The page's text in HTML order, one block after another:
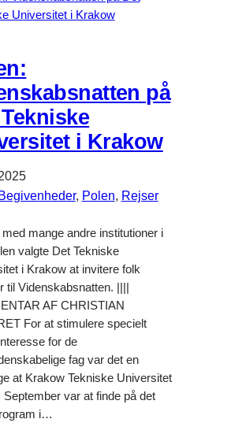
på
i Krakow
Begivenheder, Polen, Rejser
med mange andre institutioner i
valgte Det Tekniske
i Krakow at invitere folk
til Videnskabsnatten. ||||
AF CHRISTIAN
For at stimulere specielt
for de
fag var det en
at Krakow Tekniske Universitet
September var at finde på det
i…